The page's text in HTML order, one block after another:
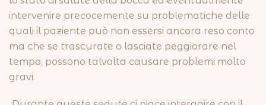
intervenire precocemente su problematiche delle
quali il paziente può non essersi ancora reso conto
ma che se trascurate o lasciate peggiorare nel
tempo, possono talvolta causare problemi molto
gravi.